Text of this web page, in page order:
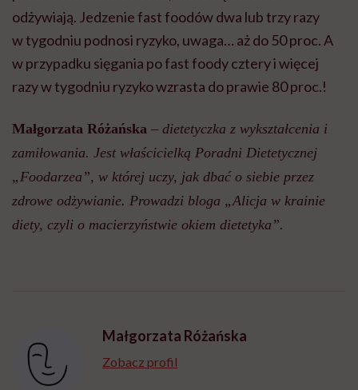
odżywiają. Jedzenie fast foodów dwa lub trzy razy
w tygodniu podnosi ryzyko, uwaga… aż do 50 proc. A
w przypadku sięgania po fast foody cztery i więcej
razy w tygodniu ryzyko wzrasta do prawie 80 proc.!
Małgorzata Różańska – dietetyczka z wykształcenia i
zamiłowania. Jest właścicielką Poradni Dietetycznej
„Foodarzea”, w której uczy, jak dbać o siebie przez
zdrowe odżywianie. Prowadzi bloga „Alicja w krainie
diety, czyli o macierzyństwie okiem dietetyka”.
Małgorzata Różańska
Zobacz profil